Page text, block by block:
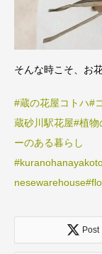
そんな時こそ、お
#蔵の花屋コトハ#
蔵砂川駅花屋#植物
ーのある暮らし
nesewarehouse
Post